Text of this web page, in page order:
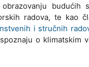
budućih
radova, te kao
i stručnih
o klimatskim